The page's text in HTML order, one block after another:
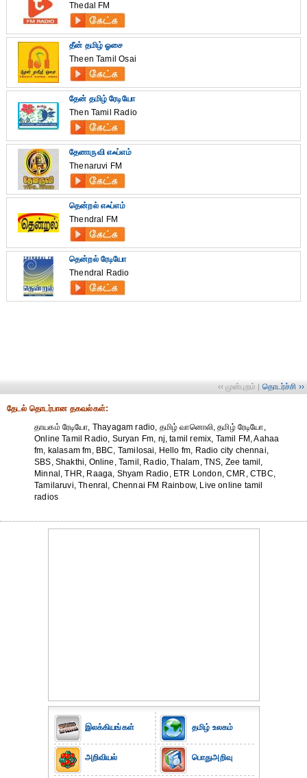
Thedal FM
தீன் தமிழ் ஓசை
Theen Tamil Osai
தேன் தமிழ் ரேடியோ
Then Tamil Radio
தேனாருவி எஃப்எம்
Thenaruvi FM
தென்றல் எஃப்எம்
Thendral FM
தென்றல் ரேடியோ
Thendral Radio
‹‹ முன்புறம் | தொடர்ச்சி ››
தேட‌ல் தொட‌ர்பான தகவ‌ல்க‌ள்:
தாயகம் ரேடியோ, Thayagam radio, தமிழ் வானொலி, தமிழ் ரேடியோ,
Online Tamil Radio, Suryan Fm, nj, tamil remix, Tamil FM, Aahaa
fm, kalasam fm, BBC, Tamilosai, Hello fm, Radio city chennai,
SBS, Shakthi, Online, Tamil, Radio, Thalam, TNS, Zee tamil,
Minnal, THR, Raaga, Shyam Radio, ETR London, CMR, CTBC,
Tamilaruvi, Thenral, Chennai FM Rainbow, Live online tamil
radios
இலக்கியங்கள்
அறிவியல்
தமிழ் உலகம்
பொதுஅறிவு